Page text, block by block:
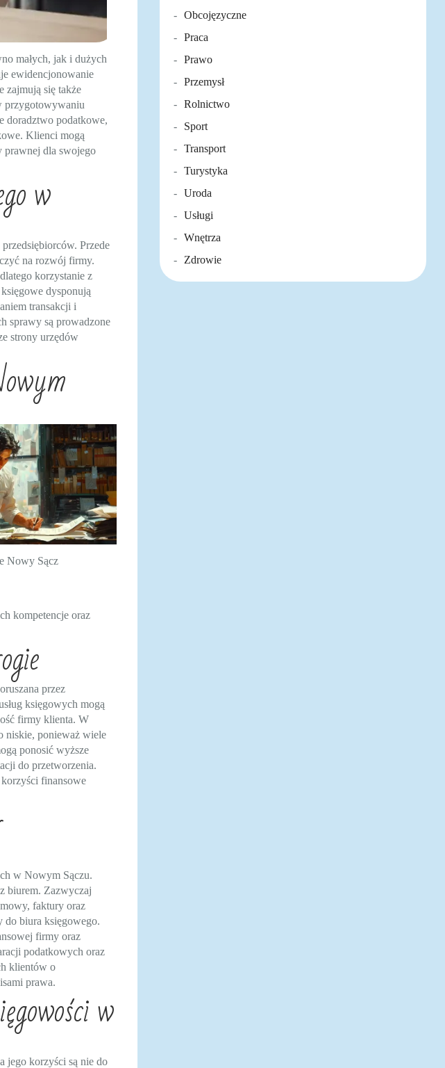
małych, jak i dużych
ewidencjonowanie
zajmują się także
przygotowywaniu
doradztwo podatkowe,
Klienci mogą
prawnej dla swojego
w
Przede
na rozwój firmy.
korzystanie z
dysponują
transakcji i
sprawy są prowadzone
strony urzędów
Nowy Sącz
kompetencje oraz
przez
księgowych mogą
firmy klienta. W
niskie, ponieważ wiele
ponosić wyższe
do przetworzenia.
finansowe
w Nowym Sączu.
biurem. Zazwyczaj
faktury oraz
do biura księgowego.
firmy oraz
podatkowych oraz
klientów o
prawa.
w
jego korzyści są nie do
Obcojęzyczne
Praca
Prawo
Przemysł
Rolnictwo
Sport
Transport
Turystyka
Uroda
Usługi
Wnętrza
Zdrowie